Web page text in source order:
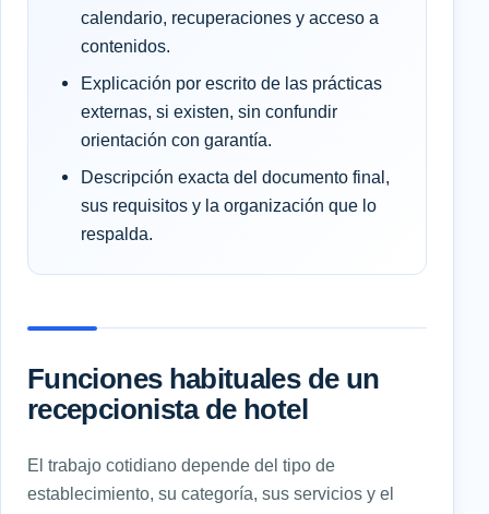
calendario, recuperaciones y acceso a
contenidos.
Explicación por escrito de las prácticas
externas, si existen, sin confundir
orientación con garantía.
Descripción exacta del documento final,
sus requisitos y la organización que lo
respalda.
Funciones habituales de un
recepcionista de hotel
El trabajo cotidiano depende del tipo de
establecimiento, su categoría, sus servicios y el